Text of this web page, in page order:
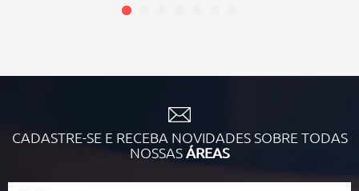
CADASTRE-SE E RECEBA NOVIDADES SOBRE TODAS
NOSSAS ÁREAS